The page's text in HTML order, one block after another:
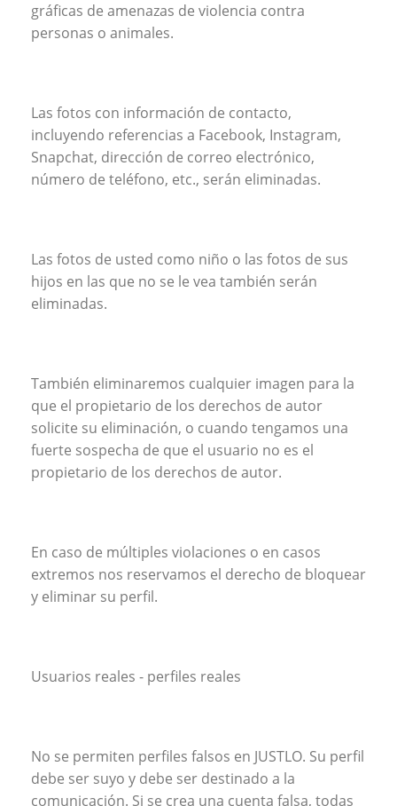
gráficas de amenazas de violencia contra
personas o animales.
Las fotos con información de contacto,
incluyendo referencias a Facebook, Instagram,
Snapchat, dirección de correo electrónico,
número de teléfono, etc., serán eliminadas.
Las fotos de usted como niño o las fotos de sus
hijos en las que no se le vea también serán
eliminadas.
También eliminaremos cualquier imagen para la
que el propietario de los derechos de autor
solicite su eliminación, o cuando tengamos una
fuerte sospecha de que el usuario no es el
propietario de los derechos de autor.
En caso de múltiples violaciones o en casos
extremos nos reservamos el derecho de bloquear
y eliminar su perfil.
Usuarios reales - perfiles reales
No se permiten perfiles falsos en JUSTLO. Su perfil
debe ser suyo y debe ser destinado a la
comunicación. Si se crea una cuenta falsa, todas